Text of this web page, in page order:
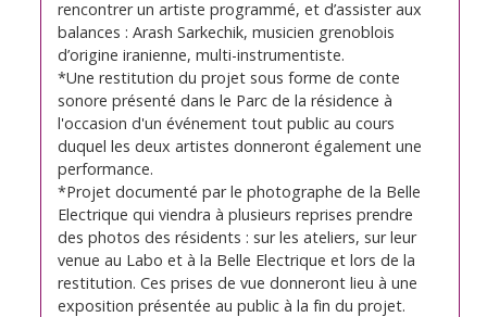
rencontrer un artiste programmé, et d’assister aux
balances : Arash Sarkechik, musicien grenoblois
d’origine iranienne, multi-instrumentiste.
*Une restitution du projet sous forme de conte
sonore présenté dans le Parc de la résidence à
l'occasion d'un événement tout public au cours
duquel les deux artistes donneront également une
performance.
*Projet documenté par le photographe de la Belle
Electrique qui viendra à plusieurs reprises prendre
des photos des résidents : sur les ateliers, sur leur
venue au Labo et à la Belle Electrique et lors de la
restitution. Ces prises de vue donneront lieu à une
exposition présentée au public à la fin du projet.